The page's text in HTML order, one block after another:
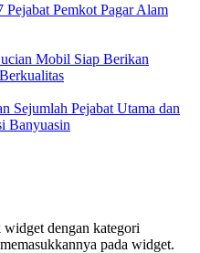
Pejabat Pemkot Pagar Alam
Mobil Siap Berikan
Sejumlah Pejabat Utama dan
Banyuasin
dengan kategori
pada widget.